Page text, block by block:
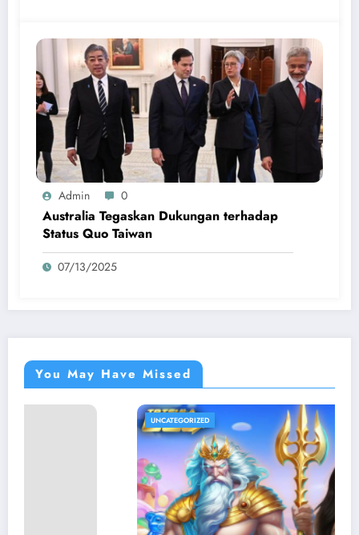
Admin 0
Australia Tegaskan Dukungan terhadap
Status Quo Taiwan
07/13/2025
You May Have Missed